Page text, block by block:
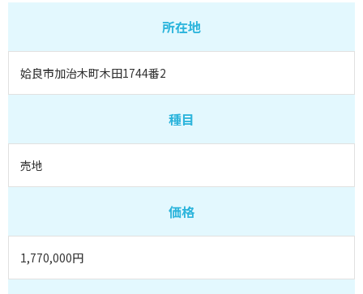
所在地
姶良市加治木町木田1744番2
種目
売地
価格
1,770,000円